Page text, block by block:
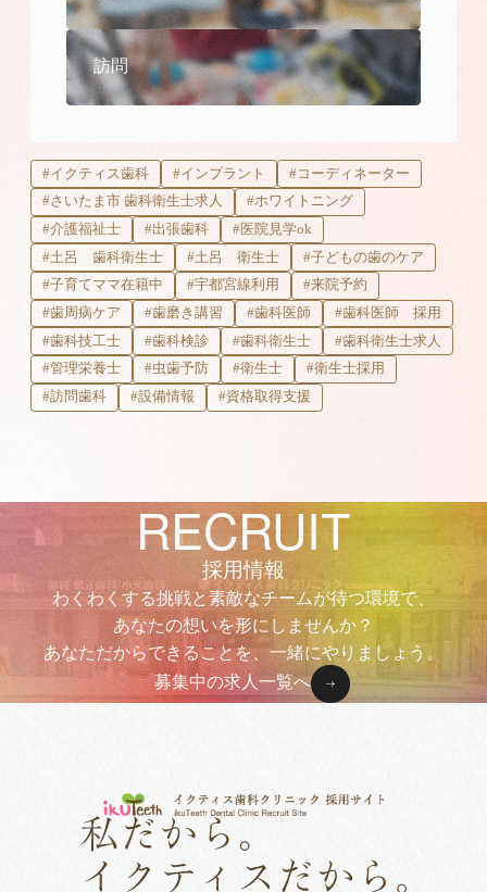
訪問
#イクティス歯科 #インプラント
#コーディネーター
#さいたま市 歯科衛生士求人
#ホワイトニング
#介護福祉士
#出張歯科
#医院見学ok
#土呂 歯科衛生士
#土呂 衛生士
#子どもの歯のケア
#子育てママ在籍中
#宇都宮線利用
#来院予約
#歯周病ケア
#歯磨き講習 #歯科医師
#歯科医師 採用
#歯科技工士
#歯科検診 #歯科衛生士
#歯科衛生士求人
#管理栄養士
#虫歯予防 #衛生士
#衛生士採用
#訪問歯科
#設備情報 #資格取得支援
RECRUIT
採用情報
わくわくする挑戦と素敵なチームが待つ環境で、
あなたの想いを形にしませんか？
あなただからできることを、一緒にやりましょう。
募集中の求人一覧へ